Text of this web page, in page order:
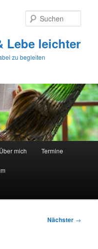
Lebe leichter
zu begleiten
Über mich Termine
Nächster →